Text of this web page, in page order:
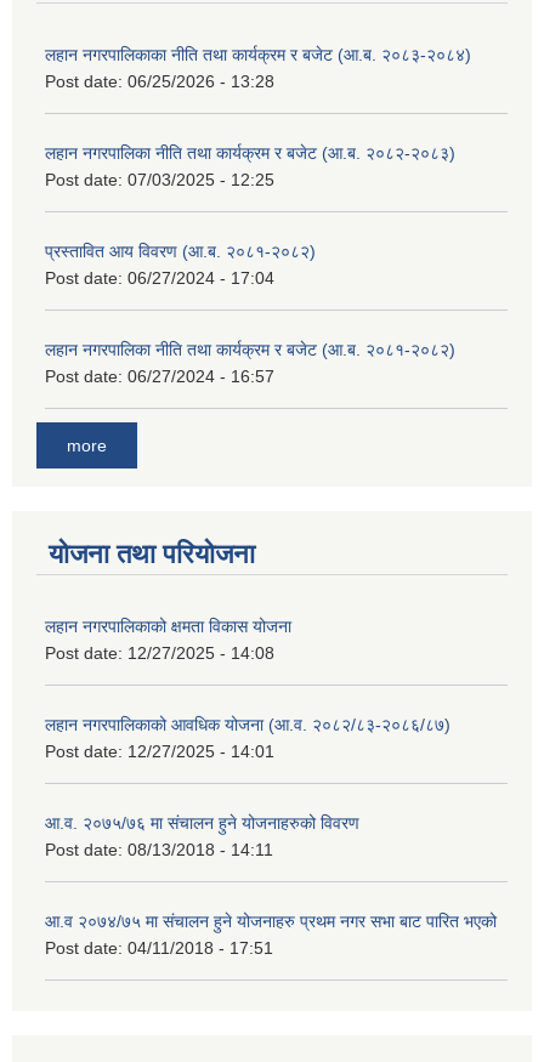
लहान नगरपालिकाका नीति तथा कार्यक्रम र बजेट (आ.ब. २०८३-२०८४)
Post date: 06/25/2026 - 13:28
लहान नगरपालिका नीति तथा कार्यक्रम र बजेट (आ.ब. २०८२-२०८३)
Post date: 07/03/2025 - 12:25
प्रस्तावित आय विवरण (आ.ब. २०८१-२०८२)
Post date: 06/27/2024 - 17:04
लहान नगरपालिका नीति तथा कार्यक्रम र बजेट (आ.ब. २०८१-२०८२)
Post date: 06/27/2024 - 16:57
more
योजना तथा परियोजना
लहान नगरपालिकाको क्षमता विकास योजना
Post date: 12/27/2025 - 14:08
लहान नगरपालिकाको आवधिक योजना (आ.व. २०८२/८३-२०८६/८७)
Post date: 12/27/2025 - 14:01
आ.व. २०७५/७६ मा संचालन हुने योजनाहरुको विवरण
Post date: 08/13/2018 - 14:11
आ.व २०७४/७५ मा संचालन हुने योजनाहरु प्रथम नगर सभा बाट पारित भएको
Post date: 04/11/2018 - 17:51